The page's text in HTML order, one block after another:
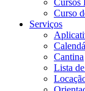
Cursos
Curso
Serviços
Cantina
Lista